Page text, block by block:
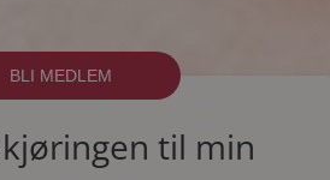
BLI MEDLEM
til min